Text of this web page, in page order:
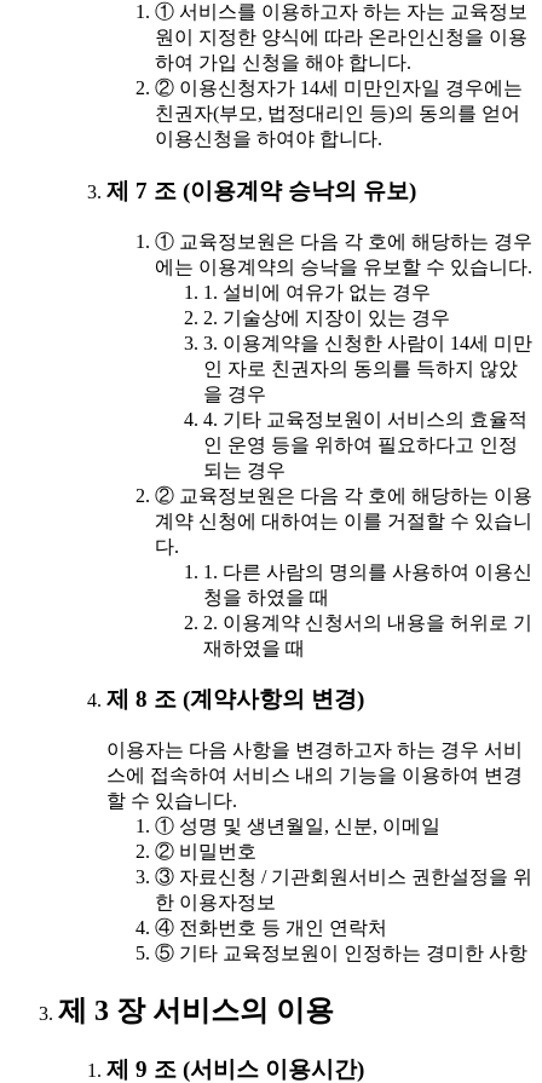
① 서비스를 이용하고자 하는 자는 교육정보
원이 지정한 양식에 따라 온라인신청을 이용
하여 가입 신청을 해야 합니다.
② 이용신청자가 14세 미만인자일 경우에는
친권자(부모, 법정대리인 등)의 동의를 얻어
이용신청을 하여야 합니다.
제 7 조 (이용계약 승낙의 유보)
① 교육정보원은 다음 각 호에 해당하는 경우
에는 이용계약의 승낙을 유보할 수 있습니다.
1. 설비에 여유가 없는 경우
2. 기술상에 지장이 있는 경우
3. 이용계약을 신청한 사람이 14세 미만
인 자로 친권자의 동의를 득하지 않았
을 경우
4. 기타 교육정보원이 서비스의 효율적
인 운영 등을 위하여 필요하다고 인정
되는 경우
② 교육정보원은 다음 각 호에 해당하는 이용
계약 신청에 대하여는 이를 거절할 수 있습니
다.
1. 다른 사람의 명의를 사용하여 이용신
청을 하였을 때
2. 이용계약 신청서의 내용을 허위로 기
재하였을 때
제 8 조 (계약사항의 변경)
이용자는 다음 사항을 변경하고자 하는 경우 서비
스에 접속하여 서비스 내의 기능을 이용하여 변경
할 수 있습니다.
① 성명 및 생년월일, 신분, 이메일
② 비밀번호
③ 자료신청 / 기관회원서비스 권한설정을 위
한 이용자정보
④ 전화번호 등 개인 연락처
⑤ 기타 교육정보원이 인정하는 경미한 사항
제 3 장 서비스의 이용
제 9 조 (서비스 이용시간)